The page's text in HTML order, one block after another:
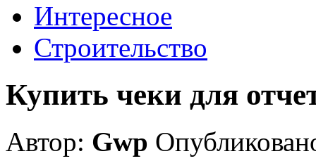
Интересное
Строительство
Купить чеки для
Автор: Gwp